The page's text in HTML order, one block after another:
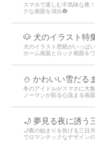
スマホで楽しむ不気味な夜
クな画面を演出🎃
🐶 犬のイラスト特
犬のイラスト壁紙がいっぱ
ホーム画面とロック画面を
⛄️ かわいい雪だる
冬のアイドルがスマホに大
ノーマンが彩る心温まる画
🌙 夢見る夜に誘う
🌙夜の始まりを告げる三日
でロマンチックなデザイン